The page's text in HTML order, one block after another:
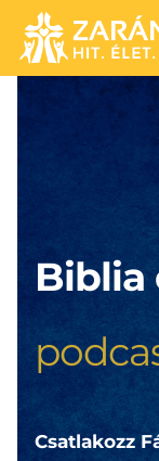
content
Biblia
Csatlakozz